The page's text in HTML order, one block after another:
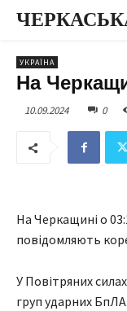
УКРАЇНА
На
10.09.2024 0
На Черкащині о
повідомляють
У Повітряних
груп ударних БпЛА.